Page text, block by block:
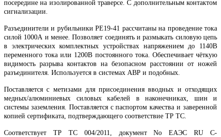
посередине на изолированной траверсе. С дополнительным контактом
сигнализации.
Разъединители и рубильники РЕ19-41 рассчитаны на проведение тока
силой 1000А и менее. Позволяет соединять и размыкать силовую цепь
в электрических комплектных устройствах напряжением до 1140В
переменного тока или 1200В постоянного тока. Обеспечивает чёткую
видимость разрыва контактов на безопасном расстоянии от ножей
разъединителя. Используется в системах АВР и подобных.
Поставляется с метизами для присоединения вводных и отходящих
медных/алюминиевых силовых кабелей в наконечниках, шин и
системы заземления. Поставляется с паспортом качества и заверенной
копией сертификата, подтверждающего соответствие ТР ТС.
Соответствует ТР ТС 004/2011, документ No ЕАЭС RU C-